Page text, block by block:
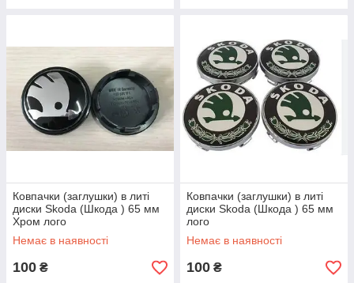
Ковпачки (заглушки) в литі
диски Skoda (Шкода ) 65 мм
Хром лого
Немає в наявності
100 ₴
Ковпачки (заглушки) в литі
диски Skoda (Шкода ) 65 мм
лого
Немає в наявності
100 ₴